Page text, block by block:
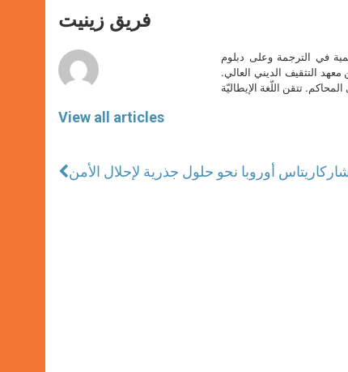
p
p
g
e
o
k
فريق زينيت
View all articles
في الترجمة وعلى دبلوم
التثقيف الديني العالي.
تتقن اللّغة الإيطاليّة
كاريتاس أوروبا نحو حلول جذرية لإحلال الأمن